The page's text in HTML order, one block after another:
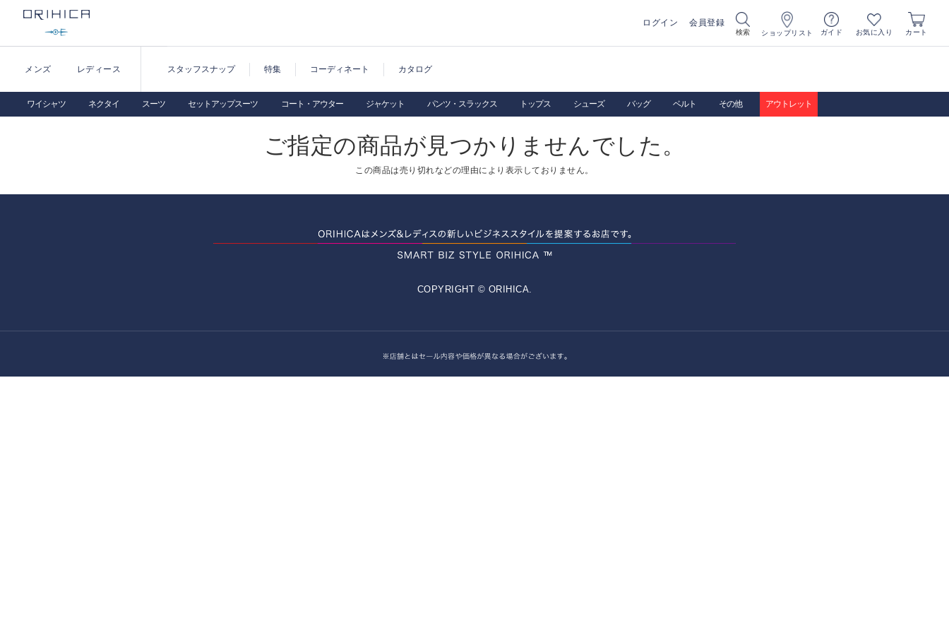
ログイン 会員登録
検索 ショップリスト ガイド お気に入り カート
メンズ レディース スタッフスナップ 特集 コーディネート カタログ
ワイシャツ ネクタイ スーツ セットアップスーツ コート・アウター ジャケット パンツ・スラックス トップス シューズ バッグ ベルト その他 アウトレット
ご指定の商品が見つかりませんでした。
この商品は売り切れなどの理由により表示しておりません。
COPYRIGHT © ORIHICA.